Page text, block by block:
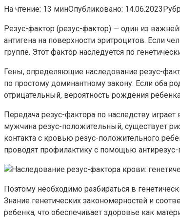
На чтение: 13 минОпубликовано: 14.06.2023
Резус-фактор (резус-фактор) — один из
антигена на поверхности эритроцитов. Если
группе. Этот фактор наследуется по
Гены, определяющие наследование резус-
по простому доминантному закону. Если оба
отрицательный, вероятность рождения
Передача резус-фактора по наследству
мужчина резус-положительный, существует
контакта с кровью резус-положительного
проводят профилактику с помощью антирезус-
Поэтому необходимо разбираться в
Знание генетических закономерностей и
ребенка, что обеспечивает здоровье как